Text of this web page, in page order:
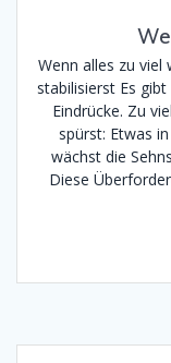
Wenn alles zu viel
stabilisierst Es
Eindrücke. Zu
spürst: Etwas
wächst die
Diese